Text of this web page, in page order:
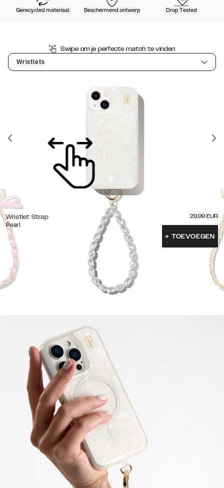
Gerecycled materiaal Beschermend ontwerp Drop Tested
Swipe om je perfecte match te vinden
Wristlets
Wristlet Strap
Pearl
29.99 EUR
+ TOEVOEGEN